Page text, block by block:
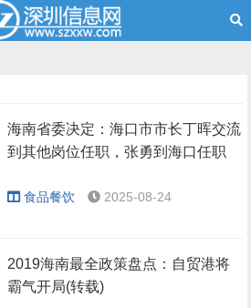
海南省委决定：海口市市长丁晖交流
到其他岗位任职，张勇到海口任职
食品餐饮 2025-08-24
2019海南最全政策盘点：自贸港将
霸气开局(转载)